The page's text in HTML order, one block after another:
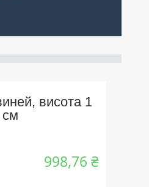
висота 1
см
998,76 ₴